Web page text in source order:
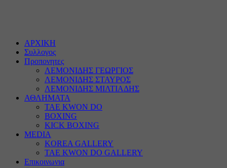
ΑΡΧΙΚΗ
Συλλογος
Προπονητες
ΛΕΜΟΝΙΔΗΣ ΓΕΩΡΓΙΟΣ
ΛΕΜΟΝΙΔΗΣ ΣΤΑΥΡΟΣ
ΛΕΜΟΝΙΔΗΣ ΜΙΛΤΙΑΔΗΣ
ΑΘΛΗΜΑΤΑ
TAE KWON DO
BOXING
KICK BOXING
MEDIA
KOREA GALLERY
TAE KWON DO GALLERY
Επικοινωνια